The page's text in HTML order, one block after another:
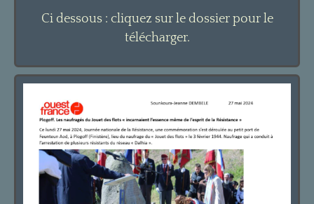
Ci dessous : cliquez sur le dossier pour le
télécharger.